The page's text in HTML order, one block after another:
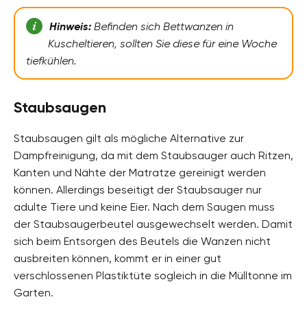
Hinweis:Befinden sich Bettwanzen in
Kuscheltieren, sollten Sie diese für eine Woche
tiefkühlen.
Staubsaugen
Staubsaugen gilt als mögliche Alternative zur
Dampfreinigung, da mit dem Staubsauger auch Ritzen,
Kanten und Nähte der Matratze gereinigt werden
können. Allerdings beseitigt der Staubsauger nur
adulte Tiere und keine Eier. Nach dem Saugen muss
der Staubsaugerbeutel ausgewechselt werden. Damit
sich beim Entsorgen des Beutels die Wanzen nicht
ausbreiten können, kommt er in einer gut
verschlossenen Plastiktüte sogleich in die Mülltonne im
Garten.